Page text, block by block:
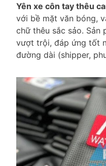
Yên xe côn tay thêu
với bề mặt văn bóng,
chữ thêu sắc sảo. Sản
vượt trội, đáp ứng tốt
đường dài (shipper,